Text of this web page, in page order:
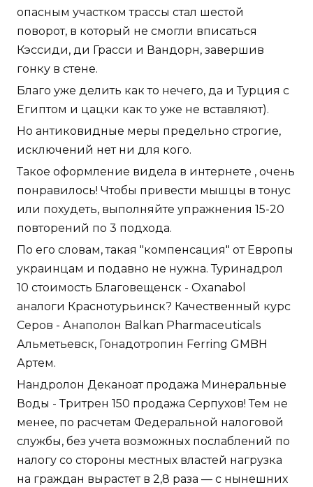
опасным участком трассы стал шестой
поворот, в который не смогли вписаться
Кэссиди, ди Грасси и Вандорн, завершив
гонку в стене.
Благо уже делить как то нечего, да и Турция с
Египтом и цацки как то уже не вставляют).
Но антиковидные меры предельно строгие,
исключений нет ни для кого.
Такое оформление видела в интернете , очень
понравилось! Чтобы привести мышцы в тонус
или похудеть, выполняйте упражнения 15-20
повторений по 3 подхода.
По его словам, такая "компенсация" от Европы
украинцам и подавно не нужна. Туринадрол
10 стоимость Благовещенск - Oxanabol
аналоги Краснотурьинск? Качественный курс
Серов - Анаполон Balkan Pharmaceuticals
Альметьевск, Гонадотропин Ferring GMBH
Артем.
Нандролон Деканоат продажа Минеральные
Воды - Тритрен 150 продажа Серпухов! Тем не
менее, по расчетам Федеральной налоговой
службы, без учета возможных послаблений по
налогу со стороны местных властей нагрузка
на граждан вырастет в 2,8 раза — с нынешних